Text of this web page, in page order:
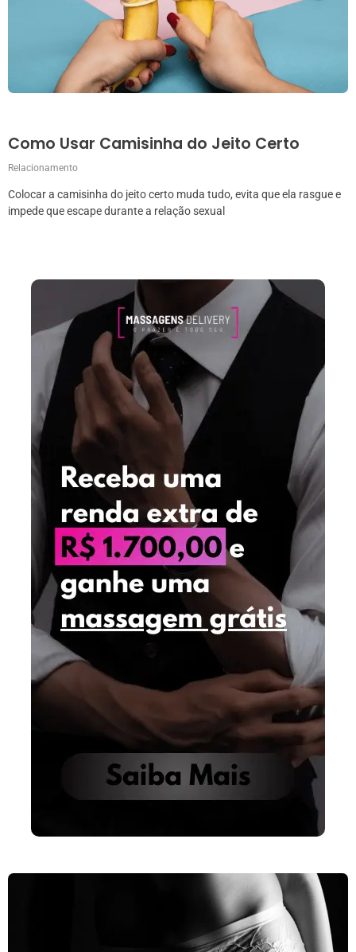
Como Usar Camisinha do Jeito Certo
Relacionamento
Colocar a camisinha do jeito certo muda tudo, evita que ela rasgue e
impede que escape durante a relação sexual